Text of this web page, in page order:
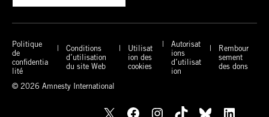
Politique
de
confidentia
lité
Conditions
d’utilisation
du site Web
Utilisat
ion des
cookies
Autorisat
ions
d’utilisat
ion
Rembour
sement
des dons
© 2026 Amnesty International
X Facebook Instagram TikTok Bluesky LinkedIn